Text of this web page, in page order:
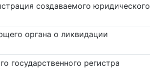
создаваемого юридического
органа о ликвидации
государственного регистра